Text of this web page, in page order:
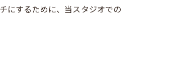
にするために、当スタジオでの